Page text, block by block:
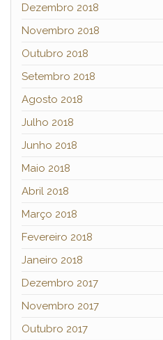
Dezembro 2018
Novembro 2018
Outubro 2018
Setembro 2018
Agosto 2018
Julho 2018
Junho 2018
Maio 2018
Abril 2018
Março 2018
Fevereiro 2018
Janeiro 2018
Dezembro 2017
Novembro 2017
Outubro 2017